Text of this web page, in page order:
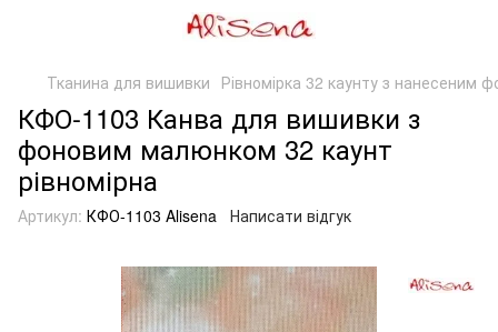
Тканина для вишивки Рівномірка 32 каунту з нанесеним
КФО-1103 Канва для вишивки з
фоновим малюнком 32 каунт
рівномірна
Артикул: КФО-1103 Alisena Написати відгук